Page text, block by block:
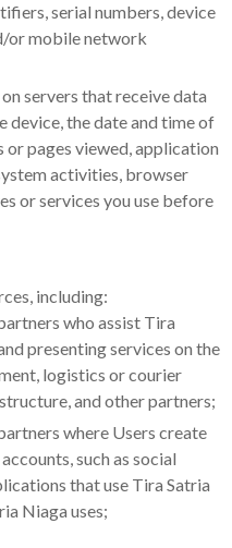
serial numbers, device
or mobile network
servers that receive data
device, the date and time of
pages viewed, application
activities, browser
or services you use before
including:
who assist Tira
presenting services on the
logistics or courier
and other partners;
where Users create
such as social
that use Tira Satria
Niaga uses;